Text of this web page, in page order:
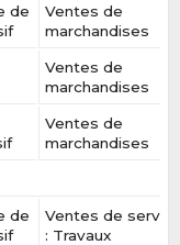
de
Ventes de
marchandises
Ventes de
marchandises
Ventes de
marchandises
de
Ventes de
: Travaux